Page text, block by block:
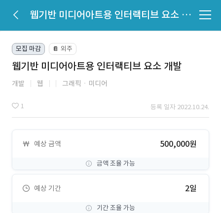
웹기반 미디어아트용 인터랙티브 요소 개발
모집 마감 📔 외주
웹기반 미디어아트용 인터랙티브 요소 개발
개발 웹 그래픽ㆍ미디어
1 등록 일자 2022.10.24.
예상 금액 500,000원
금액 조율 가능
예상 기간 2일
기간 조율 가능